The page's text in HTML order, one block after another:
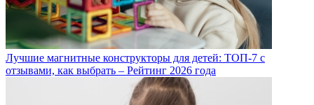
Лучшие магнитные конструкторы для детей: ТОП-7 с
отзывами, как выбрать – Рейтинг 2026 года